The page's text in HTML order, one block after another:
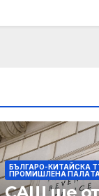
и
БЪЛГАРО-КИТАЙСКА
ПРОМИШЛЕНА ПАЛAТА